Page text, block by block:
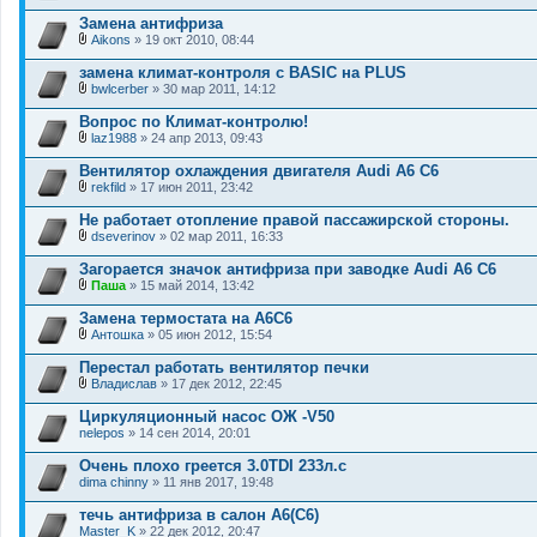
е
н
и
л
о
ж
е
н
и
Замена антифриза
л
о
ж
е
н
и
Aikons » 19 окт 2010, 08:44
замена климат-контроля с BASIC на PLUS
л
о
ж
е
н
и
bwlcerber » 30 мар 2011, 14:12
Вопрос по Климат-контролю!
л
о
ж
е
н
и
laz1988 » 24 апр 2013, 09:43
Вентилятор охлаждения двигателя Audi A6 C6
л
о
ж
е
н
и
rekfild » 17 июн 2011, 23:42
Не работает отопление правой пассажирской стороны.
л
о
ж
е
н
и
dseverinov » 02 мар 2011, 16:33
Загорается значок антифриза при заводке Audi A6 C6
л
о
ж
е
н
и
Паша » 15 май 2014, 13:42
Замена термостата на А6С6
л
о
ж
е
н
и
Антошка » 05 июн 2012, 15:54
Перестал работать вентилятор печки
л
о
ж
е
н
и
Владислав » 17 дек 2012, 22:45
Циркуляционный насос ОЖ -V50
nelepos » 14 сен 2014, 20:01
Очень плохо греется 3.0TDI 233л.с
dima chinny » 11 янв 2017, 19:48
течь антифриза в салон А6(С6)
Master_K » 22 дек 2012, 20:47